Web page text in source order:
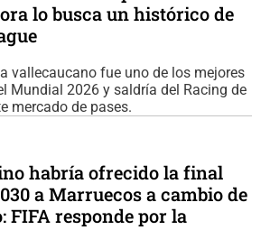
lo busca un histórico de
vallecaucano fue uno de los mejores
Mundial 2026 y saldría del Racing de
mercado de pases.
habría ofrecido la final
a Marruecos a cambio de
FIFA responde por la